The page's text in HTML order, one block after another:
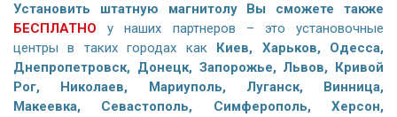
Установить штатную магнитолу Вы сможете также
БЕСПЛАТНО у наших партнеров – это установочные
центры в таких городах как Киев, Харьков, Одесса,
Днепропетровск, Донецк, Запорожье, Львов, Кривой
Рог, Николаев, Мариуполь, Луганск, Винница,
Макеевка, Севастополь, Симферополь, Херсон,